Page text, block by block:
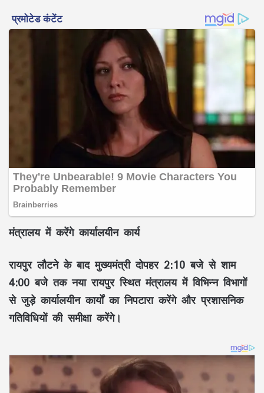
मंत्रालय में करेंगे कार्यालयीन कार्य
रायपुर लौटने के बाद मुख्यमंत्री दोपहर 2:10 बजे से शाम
4:00 बजेतक नया रायपुर स्थित मंत्रालय में विभिन्न विभागों
से जुड़े कार्यालयीन कार्यों का निपटारा करेंगे और प्रशासनिक
गतिविधियों की समीक्षा करेंगे।